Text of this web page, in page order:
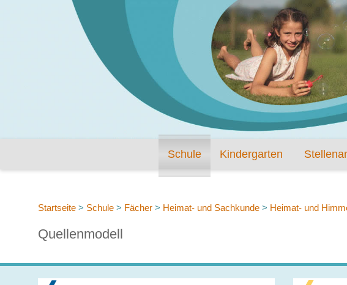
Schule Kindergarten
Startseite > Schule > Fächer > Heimat- und Sachkunde > Heimat- und
Quellenmodell